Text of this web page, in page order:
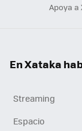
Apoya
En Xataka
Streaming
Espacio